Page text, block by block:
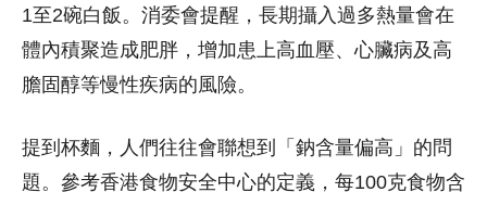
1至2碗白飯。消委會提醒，長期攝入過多熱量會在
體內積聚造成肥胖，增加患上高血壓、心臟病及高
膽固醇等慢性疾病的風險。
提到杯麵，人們往往會聯想到「鈉含量偏高」的問
題。參考香港食物安全中心的定義，每100克食物含